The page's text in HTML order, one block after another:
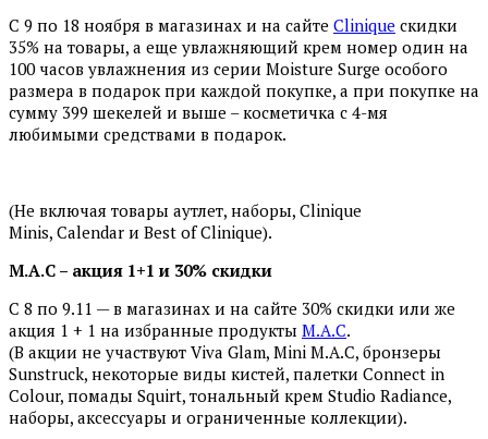
С 9 по 18 ноября в магазинах и на сайте Clinique скидки
35% на товары, а еще увлажняющий крем номер один на
100 часов увлажнения из серии Moisture Surge особого
размера в подарок при каждой покупке, а при покупке на
сумму 399 шекелей и выше – косметичка с 4-мя
любимыми средствами в подарок.
(Не включая товары аутлет, наборы, Clinique
Minis, Calendar и Best of Clinique).
M.A.C – акция 1+1 и 30% скидки
С 8 по 9.11 — в магазинах и на сайте 30% скидки или же
акция 1 + 1 на избранные продукты M.A.C.
(В акции не участвуют Viva Glam, Mini M.A.C, бронзеры
Sunstruck, некоторые виды кистей, палетки Connect in
Colour, помады Squirt, тональный крем Studio Radiance,
наборы, аксессуары и ограниченные коллекции).